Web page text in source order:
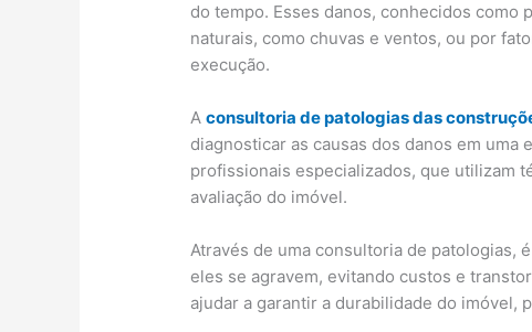
do tempo. Esses danos, conhecidos como
naturais, como chuvas e ventos, ou por
execução.
Aconsultoria de patologias das
diagnosticar as causas dos danos em
profissionais especializados, que utilizam
avaliação do imóvel.
Através de uma consultoria de patologias,
eles se agravem, evitando custos e
ajudar a garantir a durabilidade do imóvel,